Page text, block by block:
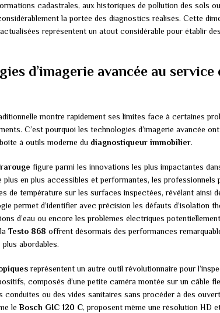
cadastrales, aux historiques de pollution des sols
la portée des diagnostics réalisés. Cette
représentent un atout considérable pour établir
d’imagerie avancée au service
montre rapidement ses limites face à certaines
C’est pourquoi les technologies d’imagerie avancée
à outils moderne du diagnostiqueur immobilier.
figure parmi les innovations les plus impactantes
plus en plus accessibles et performantes, les professionnels
de température sur les surfaces inspectées, révélant ainsi
permet d’identifier avec précision les défauts d’isolation
d’eau ou encore les problèmes électriques
Testo 868 offrent désormais des performances
abordables.
représentent un autre outil révolutionnaire pour
composés d’une petite caméra montée sur un câble
conduites ou des vides sanitaires sans procéder à des
leBosch GIC 120 C, proposent même une résolution HD